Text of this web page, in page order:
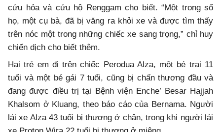
cứu hỏa và cứu hộ Renggam cho biết. “Một trong số
họ, một cụ bà, đã bị văng ra khỏi xe và được tìm thấy
trên nóc một trong những chiếc xe sang trọng,” chỉ huy
chiến dịch cho biết thêm.
Hai trẻ em đi trên chiếc Perodua Alza, một bé trai 11
tuổi và một bé gái 7 tuổi, cũng bị chấn thương đầu và
đang được điều trị tại Bệnh viện Enche’ Besar Hajjah
Khalsom ở Kluang, theo báo cáo của Bernama. Người
lái xe Alza 43 tuổi bị thương ở chân, trong khi người lái